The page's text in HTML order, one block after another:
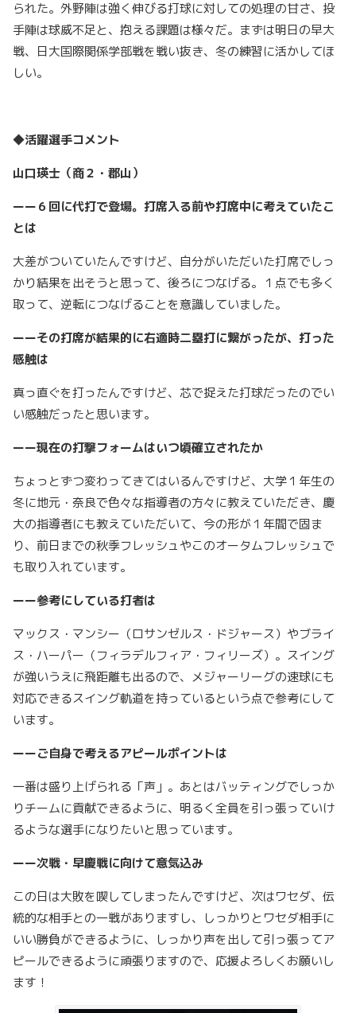
られた。外野陣は強く伸びる打球に対しての処理の甘さ、投
手陣は球威不足と、抱える課題は様々だ。まずは明日の早大
戦、日大国際関係学部戦を戦い抜き、冬の練習に活かしてほ
しい。
◆活躍選手コメント
山口瑛士（商２・郡山）
ーー６回に代打で登場。打席入る前や打席中に考えていたこ
とは
大差がついていたんですけど、自分がいただいた打席でしっ
かり結果を出そうと思って、後ろにつなげる。１点でも多く
取って、逆転につなげることを意識していました。
ーーその打席が結果的に右適時二塁打に繋がったが、打った
感触は
真っ直ぐを打ったんですけど、芯で捉えた打球だったのでい
い感触だったと思います。
ーー現在の打撃フォームはいつ頃確立されたか
ちょっとずつ変わってきてはいるんですけど、大学１年生の
冬に地元・奈良で色々な指導者の方々に教えていただき、慶
大の指導者にも教えていただいて、今の形が１年間で固ま
り、前日までの秋季フレッシュやこのオータムフレッシュで
も取り入れています。
ーー参考にしている打者は
マックス・マンシー（ロサンゼルス・ドジャース）やブライ
ス・ハーパー（フィラデルフィア・フィリーズ）。スイング
が強いうえに飛距離も出るので、メジャーリーグの速球にも
対応できるスイング軌道を持っているという点で参考にして
います。
ーーご自身で考えるアピールポイントは
一番は盛り上げられる「声」。あとはバッティングでしっか
りチームに貢献できるように、明るく全員を引っ張っていけ
るような選手になりたいと思っています。
ーー次戦・早慶戦に向けて意気込み
この日は大敗を喫してしまったんですけど、次はワセダ、伝
統的な相手との一戦がありますし、しっかりとワセダ相手に
いい勝負ができるように、しっかり声を出して引っ張ってア
ピールできるように頑張りますので、応援よろしくお願いし
ます！